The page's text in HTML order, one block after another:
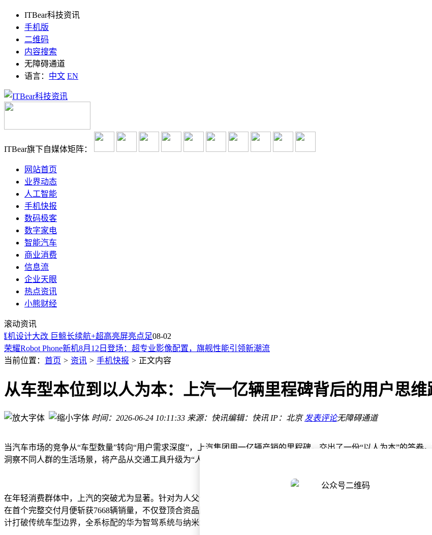
ITBear科技资讯
手机版
二维码
内容搜索
无障碍通道
语言： 中文 EN
ITBear旗下自媒体矩阵：
网站首页
业界动态
人工智能
手机快报
数码极客
数字家电
智能汽车
商业消费
信息流
企业天眼
热点资讯
小熊财经
滚动资讯
设计大改 巨鲸长续航+超高亮屏亮点足08-02
3秒流畅播放背后：手机信号如何跨越山海，实现无缝衔接？
从阿雷西博到FAST：两代“天眼”接力，共赴人类探索宇宙的星辰征途
荣耀Robot Phone新机8月12日登场：超专业影像配置，旗舰性能引领新潮流
贝尔金携手蜘蛛侠推限定联名系列：磁吸手机壳、充电宝等多款配件登场
岚图7月交付13189辆创新高 追光S预售火爆 高端布局加速全球化
三星Galaxy S26 FE影像配置揭秘，充电跑分全曝光，新机上市在即
红米Note 17 Pro Max配置大揭秘：骁龙6 Gen5芯片搭配9210mAh大电池
全矩阵焕新+技术自研+全球化布局 岚图汽车1-7月交付量同比增31%稳健前行
3秒流畅播放背后：手机信号如何跨越山海，实现无缝衔接？
当前位置： 首页 > 资讯 > 手机快报 > 正文内容
从车型本位到以人为本：上汽一亿辆里程碑背后的用户思维
时间：2026-06-24 10:11:33 来源：快讯编辑：快讯 IP：北京 发表评论无障碍通道
当汽车市场的竞争从“车型数量”转向“用户需求深度”，上汽集团用一亿辆产销的里程碑，交出了一份“以人为本”的答
洞察不同人群的生活场景，将产品从交通工具升级为“人生伙伴”。从年轻用户到行业伙伴，从家庭用户到海外创业者，
在年轻消费群体中，上汽的突破尤为显著。针对为人父母的年轻车主，别克至境E7以“母婴级健康座舱”切入市场，通
在首个完整交付月便斩获7668辆销量，不仅登顶合资品牌新能源车型榜首，更在插电混动中型SUV领域拔得头筹。而
计打破传统车型边界，全系标配的华为智驾系统与纳米水离子养生空调形成差异化竞争力。数据显示，Z7系列用户平均